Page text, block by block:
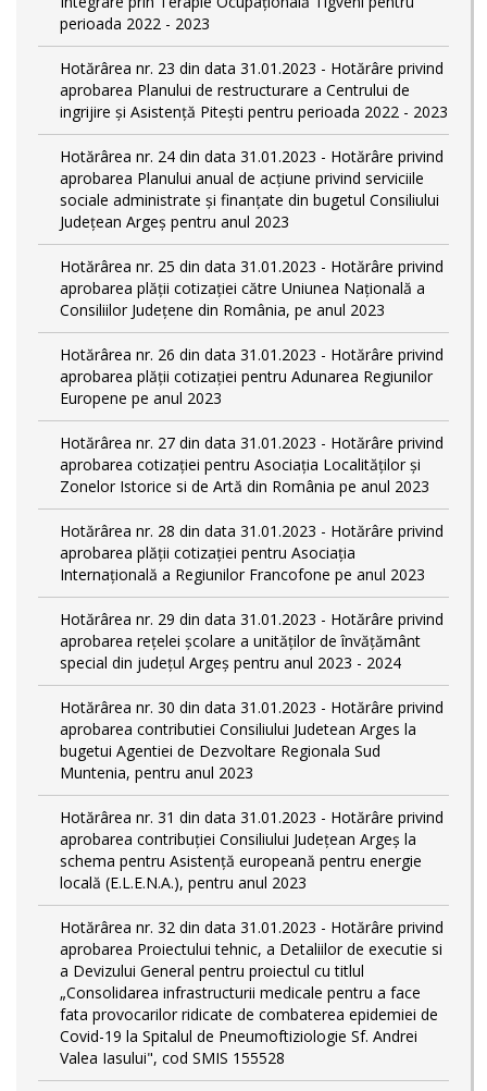
perioada 2022 - 2023
Hotărârea nr. 23 din data 31.01.2023 - Hotărâre privind
aprobarea Planului de restructurare a Centrului de
ingrijire şi Asistenţă Piteşti pentru perioada 2022 - 2023
Hotărârea nr. 24 din data 31.01.2023 - Hotărâre privind
aprobarea Planului anual de acţiune privind serviciile
sociale administrate şi finanţate din bugetul Consiliului
Judeţean Argeş pentru anul 2023
Hotărârea nr. 25 din data 31.01.2023 - Hotărâre privind
aprobarea plăţii cotizaţiei către Uniunea Naţională a
Consiliilor Judeţene din România, pe anul 2023
Hotărârea nr. 26 din data 31.01.2023 - Hotărâre privind
aprobarea plăţii cotizaţiei pentru Adunarea Regiunilor
Europene pe anul 2023
Hotărârea nr. 27 din data 31.01.2023 - Hotărâre privind
aprobarea cotizaţiei pentru Asociaţia Localităţilor şi
Zonelor Istorice si de Artă din România pe anul 2023
Hotărârea nr. 28 din data 31.01.2023 - Hotărâre privind
aprobarea plăţii cotizaţiei pentru Asociaţia
Internaţională a Regiunilor Francofone pe anul 2023
Hotărârea nr. 29 din data 31.01.2023 - Hotărâre privind
aprobarea reţelei şcolare a unităţilor de învăţământ
special din judeţul Argeş pentru anul 2023 - 2024
Hotărârea nr. 30 din data 31.01.2023 - Hotărâre privind
aprobarea contributiei Consiliului Judetean Arges la
bugetui Agentiei de Dezvoltare Regionala Sud
Muntenia, pentru anul 2023
Hotărârea nr. 31 din data 31.01.2023 - Hotărâre privind
aprobarea contribuției Consiliului Județean Argeș la
schema pentru Asistență europeană pentru energie
locală (E.L.E.N.A.), pentru anul 2023
Hotărârea nr. 32 din data 31.01.2023 - Hotărâre privind
aprobarea Proiectului tehnic, a Detaliilor de executie si
a Devizului General pentru proiectul cu titlul
„Consolidarea infrastructurii medicale pentru a face
fata provocarilor ridicate de combaterea epidemiei de
Covid-19 la Spitalul de Pneumoftiziologie Sf. Andrei
Valea Iasului", cod SMIS 155528